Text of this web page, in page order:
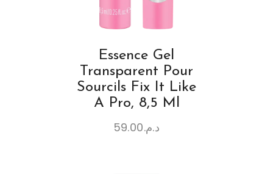
Essence Gel
Transparent Pour
Sourcils Fix It Like
A Pro, 8,5 Ml
د.م.59.00